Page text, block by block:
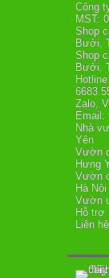
Công
MST:
Shop
Bưởi,
Shop
Bưởi,
Zalo,
Email:
Nhà
Yên
Vườn
Hưng
Vườn
Hà Nội
Vườn
Hỗ trợ
Liên